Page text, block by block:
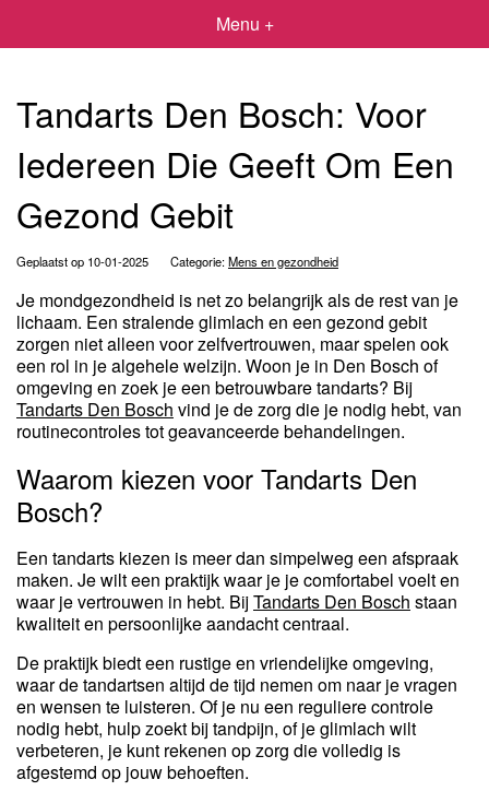
Menu +
Tandarts Den Bosch: Voor
Iedereen Die Geeft Om Een
Gezond Gebit
Geplaatst op 10-01-2025 Categorie:Mens en gezondheid
Je mondgezondheid is net zo belangrijk als de rest van je
lichaam. Een stralende glimlach en een gezond gebit
zorgen niet alleen voor zelfvertrouwen, maar spelen ook
een rol in je algehele welzijn. Woon je in Den Bosch of
omgeving en zoek je een betrouwbare tandarts? Bij
Tandarts Den Bosch vind je de zorg die je nodig hebt, van
routinecontroles tot geavanceerde behandelingen.
Waarom kiezen voor Tandarts Den
Bosch?
Een tandarts kiezen is meer dan simpelweg een afspraak
maken. Je wilt een praktijk waar je je comfortabel voelt en
waar je vertrouwen in hebt. BijTandarts Den Bosch staan
kwaliteit en persoonlijke aandacht centraal.
De praktijk biedt een rustige en vriendelijke omgeving,
waar de tandartsen altijd de tijd nemen om naar je vragen
en wensen te luisteren. Of je nu een reguliere controle
nodig hebt, hulp zoekt bij tandpijn, of je glimlach wilt
verbeteren, je kunt rekenen op zorg die volledig is
afgestemd op jouw behoeften.